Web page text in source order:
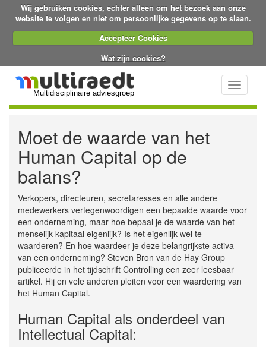
Wij gebruiken cookies, echter alleen om het bezoek aan onze
website te volgen en niet om persoonlijke gegevens op te slaan.
Accepteer Cookies
Wat zijn cookies?
Multidisciplinaire adviesgroep
Toggle
Moet de waarde van het
Human Capital op de
balans?
Verkopers, directeuren, secretaresses en alle andere
medewerkers vertegenwoordigen een bepaalde waarde voor
een onderneming, maar hoe bepaal je de waarde van het
menselijk kapitaal eigenlijk? Is het eigenlijk wel te
waarderen? En hoe waardeer je deze belangrijkste activa
van een onderneming? Steven Bron van de Hay Group
publiceerde in het tijdschrift Controlling een zeer leesbaar
artikel. Hij en vele anderen pleiten voor een waardering van
het Human Capital.
Human Capital als onderdeel van
Intellectual Capital: